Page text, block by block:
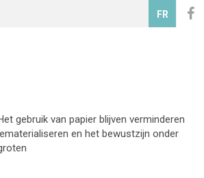
FR
gebruik van papier blijven verminderen
en het bewustzijn onder